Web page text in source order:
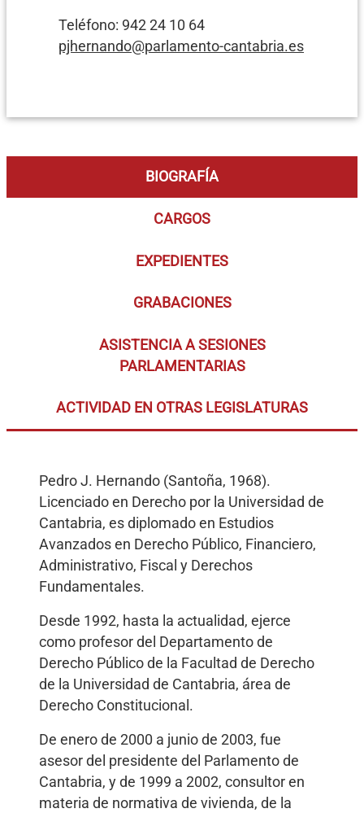
Teléfono: 942 24 10 64
pjhernando@parlamento-cantabria.es
BIOGRAFÍA
CARGOS
EXPEDIENTES
GRABACIONES
ASISTENCIA A SESIONES
PARLAMENTARIAS
ACTIVIDAD EN OTRAS LEGISLATURAS
Pedro J. Hernando (Santoña, 1968).
Licenciado en Derecho por la Universidad de
Cantabria, es diplomado en Estudios
Avanzados en Derecho Público, Financiero,
Administrativo, Fiscal y Derechos
Fundamentales.
Desde 1992, hasta la actualidad, ejerce
como profesor del Departamento de
Derecho Público de la Facultad de Derecho
de la Universidad de Cantabria, área de
Derecho Constitucional.
De enero de 2000 a junio de 2003, fue
asesor del presidente del Parlamento de
Cantabria, y de 1999 a 2002, consultor en
materia de normativa de vivienda, de la